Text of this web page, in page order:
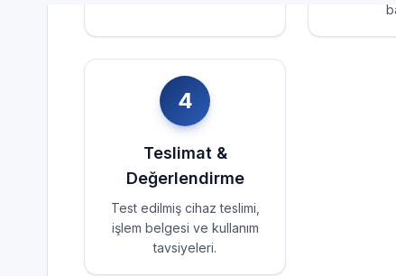
4
Teslimat &
Değerlendirme
Test edilmiş cihaz teslimi,
işlem belgesi ve kullanım
tavsiyeleri.